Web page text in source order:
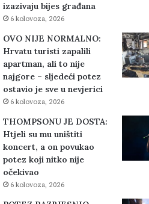
izazivaju bijes građana
6 kolovoza, 2026
OVO NIJE NORMALNO:
Hrvatu turisti zapalili
apartman, ali to nije
najgore – sljedeći potez
ostavio je sve u nevjerici
6 kolovoza, 2026
THOMPSONU JE DOSTA:
Htjeli su mu uništiti
koncert, a on povukao
potez koji nitko nije
očekivao
6 kolovoza, 2026